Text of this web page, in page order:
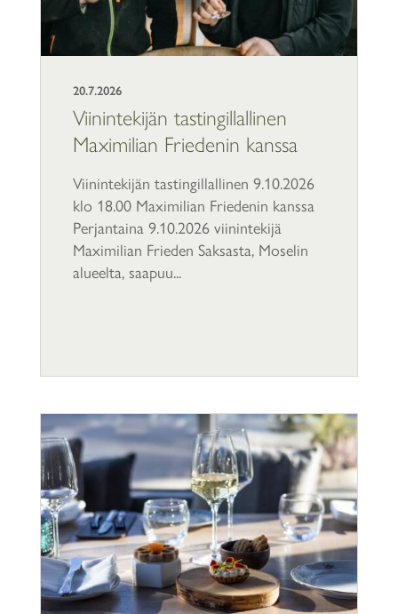
Viinintekijän tastingillallinen
Maximilian Friedenin kanssa
20.7.2026
Viinintekijän tastingillallinen 9.10.2026
klo 18.00 Maximilian Friedenin kanssa
Perjantaina 9.10.2026 viinintekijä
Maximilian Frieden Saksasta, Moselin
alueelta, saapuu...